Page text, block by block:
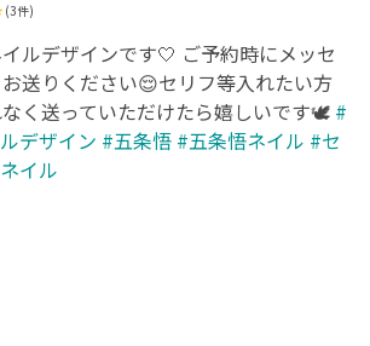
(3件)
ルデザインです🤍 ご予約時にメッセ
送りください😌セリフ等入れたい方
く送っていただけたら嬉しいです🕊️ #
デザイン #五条悟 #五条悟ネイル #セ
イル